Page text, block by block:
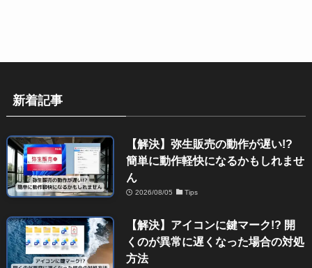
新着記事
【解決】弥生販売の動作が遅い!?
簡単に動作軽快になるかもしれませ
ん
2026/08/05 Tips
【解決】アイコンに鍵マーク!? 開
くのが異常に遅くなった場合の対処
方法